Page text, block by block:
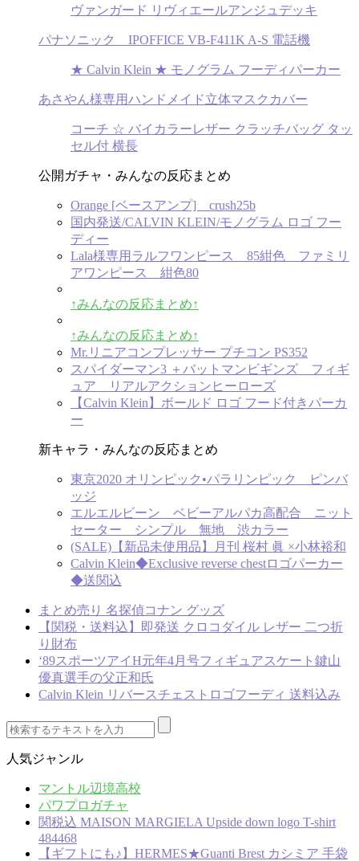
ヴァンガード リヴィエールアンジュデッキ
パナソニック IPOFFICE VB-F411K A-S 電話機
★ Calvin Klein ★ モノグラム フーディパーカー
あさやん様専用ハンドメイド立体マスクカバー
コーチ ☆ バイカラーレザー クラッチバッグ タッ
セル付 横長
公開ガチャ・みんなの反応まとめ
Orange [ベースアンプ] crush25b
国内発送/CALVIN KLEIN/モノグラム ロゴ フー
ディー
Lala様専用ラルフワンピース 85紺色 ファミリ
アワンピース 紺色80
↑みんなの反応まとめ↑
↑みんなの反応まとめ↑
Mr.リニアコンプレッサー プチコン PS352
スパイダーマン3 ＋バットマンビギンズ フィギ
ュア リアルアクションヒーローズ
【Calvin Klein】ボールド ロゴ フード付きパーカ
ー
新キャラ・みんなの反応まとめ
東京2020 オリンピック•パラリンピック ピンバ
ッジ
エルエルビーン ベビーアルパカ高配合 ニット
セーター シンプル 無地 渋カラー
(SALE)【新品未使用品】月刊 桜村 眞 ×小林裕和
Calvin Klein◆Exclusive reverse chestロゴパーカー
◆送関込
まとめ売り 名探偵コナン グッズ
【関税・送料込】即発送 クロコダイル レザー 二つ折
り財布
‘89スポーツアイH元年4月号フィギュアスケート鍵山
優真選手の父正和氏
Calvin Klein リバースチェストロゴフーディ 送料込み
人気ジャンル
マントル辺境高校
パワプロガチャ
関税込 MAISON MARGIELA Upside down logo T-shirt
484468
【ギフトにも♪】HERMES★Guanti Brest カシミア 手袋